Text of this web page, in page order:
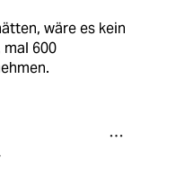
wäre es kein
mal 600